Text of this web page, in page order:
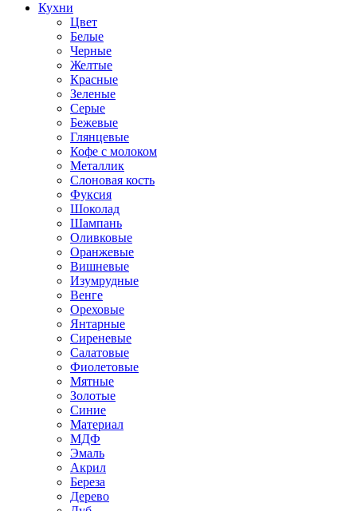
Кухни
Цвет
Белые
Черные
Желтые
Красные
Зеленые
Серые
Бежевые
Глянцевые
Кофе с молоком
Металлик
Слоновая кость
Фуксия
Шоколад
Шампань
Оливковые
Оранжевые
Вишневые
Изумрудные
Венге
Ореховые
Янтарные
Сиреневые
Салатовые
Фиолетовые
Мятные
Золотые
Синие
Материал
МДФ
Эмаль
Акрил
Береза
Дерево